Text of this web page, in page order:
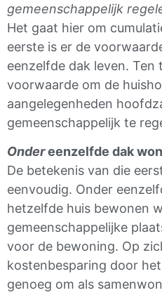
gemeenschappelijk
Het gaat hier om
eerste is er de
eenzelfde dak leven. Ten
voorwaarde om de
aangelegenheden
gemeenschappelijk te
Ondereenzelfde dak
De betekenis van die
eenvoudig. Onder
hetzelfde huis bewonen
gemeenschappelijke
voor de bewoning. Op
kostenbesparing door
genoeg om als